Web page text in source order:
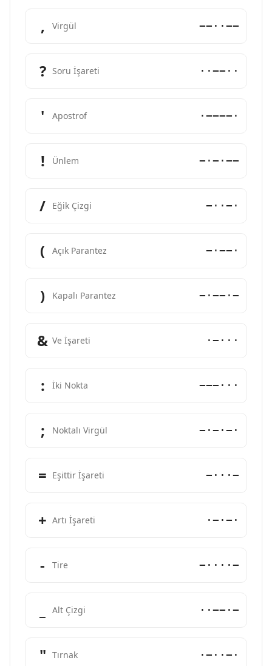
, Virgül −−··−−
? Soru İşareti ··−−··
' Apostrof ·−−−−·
! Ünlem −·−·−−
/ Eğik Çizgi −··−·
( Açık Parantez −·−−·
) Kapalı Parantez −·−−·−
& Ve İşareti ·−···
: İki Nokta −−−···
; Noktalı Virgül −·−·−·
= Eşittir İşareti −···−
+ Artı İşareti ·−·−·
- Tire −····−
Alt Çizgi ··−−·−
" Tırnak ·−··−·